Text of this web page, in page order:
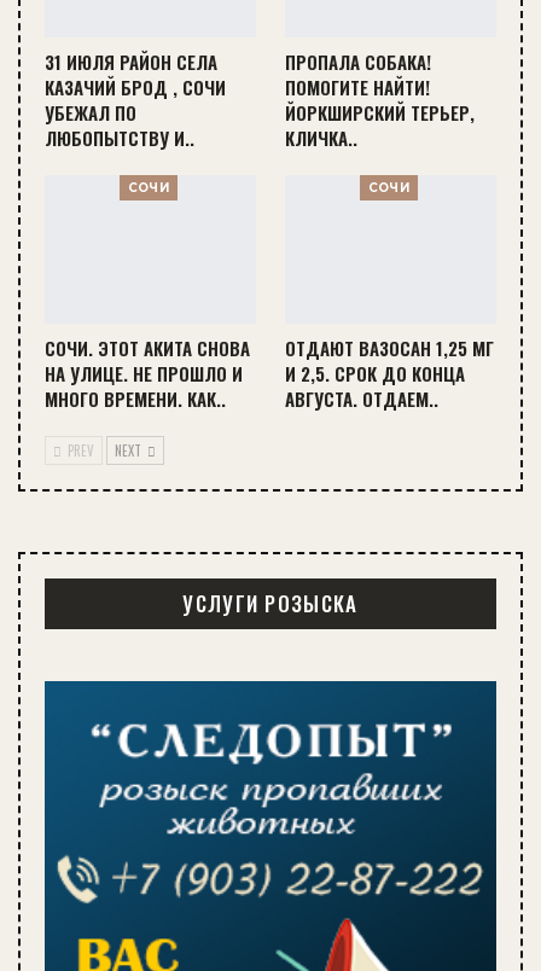
31 ИЮЛЯ РАЙОН СЕЛА
КАЗАЧИЙ БРОД , СОЧИ
УБЕЖАЛ ПО
ЛЮБОПЫТСТВУ И..
ПРОПАЛА СОБАКА!
ПОМОГИТЕ НАЙТИ!
ЙОРКШИРСКИЙ ТЕРЬЕР,
КЛИЧКА..
СОЧИ
СОЧИ. ЭТОТ АКИТА СНОВА
НА УЛИЦЕ. НЕ ПРОШЛО И
МНОГО ВРЕМЕНИ. КАК..
СОЧИ
ОТДАЮТ ВАЗОСАН 1,25 МГ
И 2,5. СРОК ДО КОНЦА
АВГУСТА. ОТДАЕМ..
PREV NEXT
УСЛУГИ РОЗЫСКА